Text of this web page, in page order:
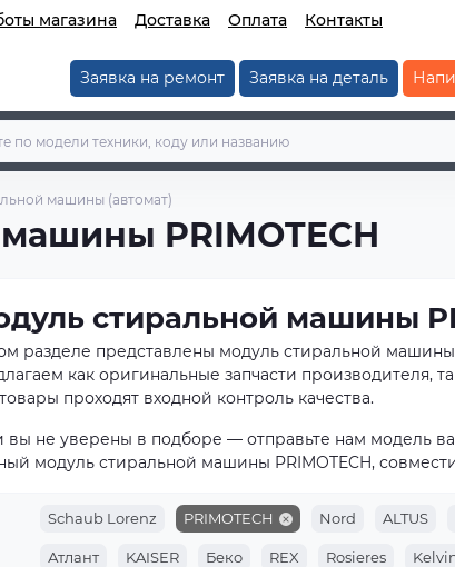
магазина Доставка Оплата Контакты
Заявка на ремонт Заявка на деталь
машины (автомат)
PRIMOTECH
стиральной машины
разделе представлены модуль стиральной
как оригинальные запчасти производителя,
проходят входной контроль качества.
вы не уверены в подборе — отправьте нам модель
модуль стиральной машины PRIMOTECH,
Schaub Lorenz PRIMOTECH Nord ALTUS
Атлант KAISER Беко REX Rosieres